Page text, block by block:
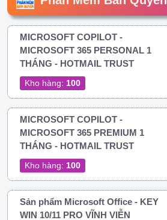
MICROSOFT COPILOT -
MICROSOFT 365 PERSONAL 1
THÁNG - HOTMAIL TRUST
Kho hàng: 100
MICROSOFT COPILOT -
MICROSOFT 365 PREMIUM 1
THÁNG - HOTMAIL TRUST
Kho hàng: 100
Sản phẩm Microsoft Office - KEY
WIN 10/11 PRO VĨNH VIỄN